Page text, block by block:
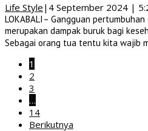
Life Style | 4 September 2024 |
LOKABALI– Gangguan
merupakan dampak buruk bagi
Sebagai orang tua tentu kita wajib
1
2
3
…
14
Berikutnya